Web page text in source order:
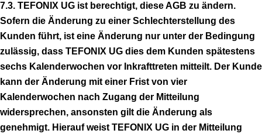
7.3. TEFONIX UG ist berechtigt, diese AGB zu ändern.
Sofern die Änderung zu einer Schlechterstellung des
Kunden führt, ist eine Änderung nur unter der Bedingung
zulässig, dass TEFONIX UG dies dem Kunden spätestens
sechs Kalenderwochen vor Inkrafttreten mitteilt. Der Kunde
kann der Änderung mit einer Frist von vier
Kalenderwochen nach Zugang der Mitteilung
widersprechen, ansonsten gilt die Änderung als
genehmigt. Hierauf weist TEFONIX UG in der Mitteilung